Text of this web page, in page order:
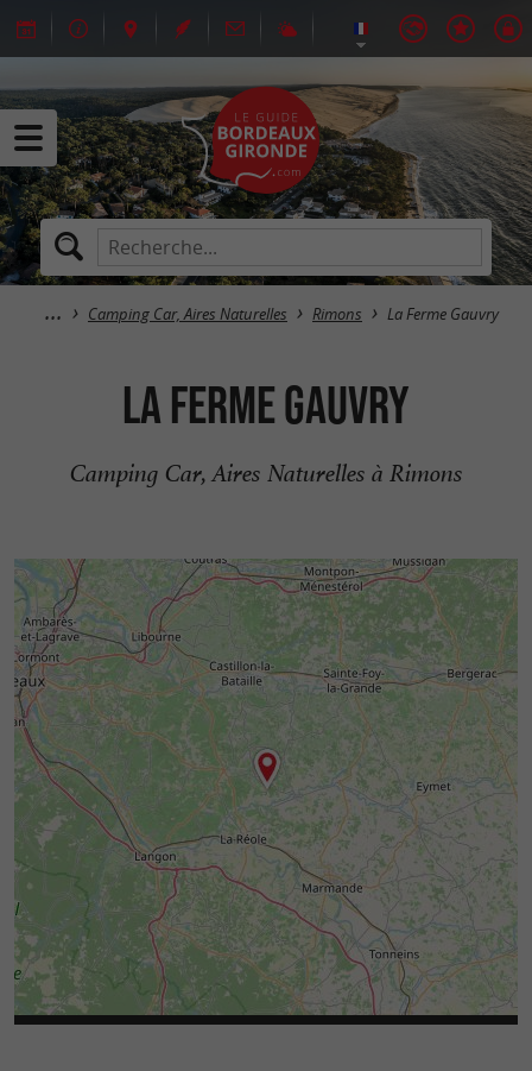
Camping Car, Aires Naturelles Rimons La Ferme Gauvry
La Ferme Gauvry
Camping Car, Aires Naturelles à Rimons